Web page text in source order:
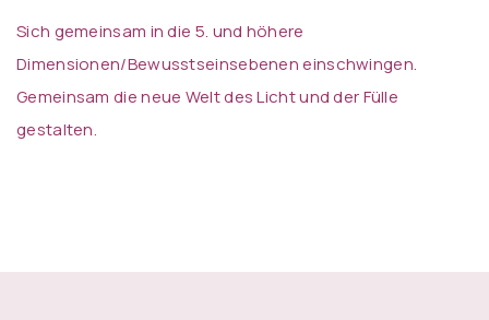
Sich gemeinsam in die 5. und höhere
Dimensionen/Bewusstseinsebenen einschwingen.
Gemeinsam die neue Welt des Licht und der Fülle
gestalten.